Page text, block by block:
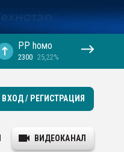
PP hомо
2300 25,22%
ВХОД / РЕГИСТРАЦИЯ
ВИДЕОКАНАЛ